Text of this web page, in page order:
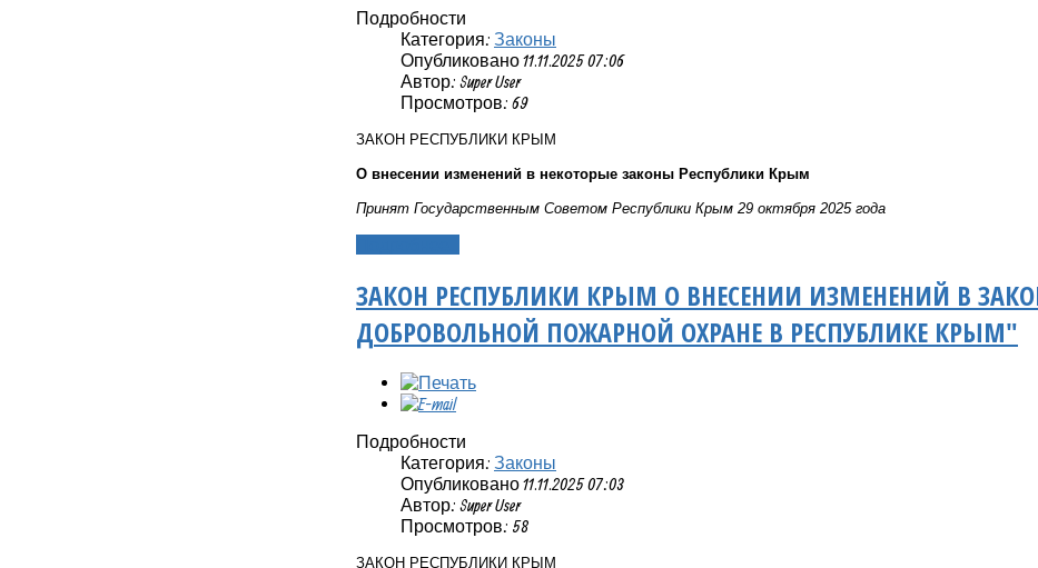
Подробности
Категория: Законы
Опубликовано 11.11.2025 07:06
Автор: Super User
Просмотров: 69
ЗАКОН РЕСПУБЛИКИ КРЫМ
О внесении изменений в некоторые законы Республики Крым
Принят Государственным Советом Республики Крым 29 октября 2025 года
ЗАКОН РЕСПУБЛИКИ КРЫМ О ВНЕСЕНИИ ИЗМЕНЕНИЙ В
ДОБРОВОЛЬНОЙ ПОЖАРНОЙ ОХРАНЕ В РЕСПУБЛИКЕ КРЫМ"
Подробности
Категория: Законы
Опубликовано 11.11.2025 07:03
Автор: Super User
Просмотров: 58
ЗАКОН РЕСПУБЛИКИ КРЫМ